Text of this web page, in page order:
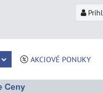
AKCIOVÉ PONUKY